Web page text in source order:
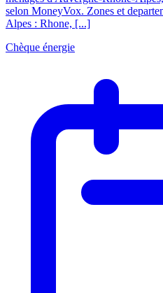
selon MoneyVox. Zones et
Alpes : Rhone, [...]
Chèque énergie